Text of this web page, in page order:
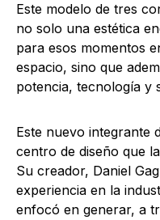
Este modelo de tres
no solo una estética
para esos momentos
espacio, sino que
potencia, tecnología y
Este nuevo integrante
centro de diseño que
Su creador, Daniel
experiencia en la
enfocó en generar, a